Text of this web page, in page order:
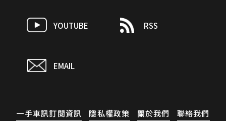
YOUTUBE RSS
EMAIL
一手車訊訂閱資訊 隱私權政策 關於我們 聯絡我們